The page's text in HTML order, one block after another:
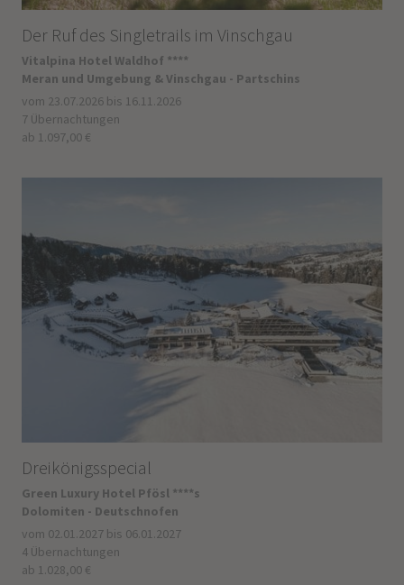
Der Ruf des Singletrails im Vinschgau
Vitalpina Hotel Waldhof ****
Meran und Umgebung & Vinschgau - Partschins
vom 23.07.2026 bis 16.11.2026
7 Übernachtungen
ab 1.097,00 €
Dreikönigsspecial
Green Luxury Hotel Pfösl ****s
Dolomiten - Deutschnofen
vom 02.01.2027 bis 06.01.2027
4 Übernachtungen
ab 1.028,00 €